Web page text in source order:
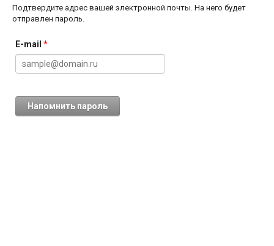
Подтвердите адрес вашей электронной почты. На него будет
отправлен пароль.
E-mail*
Напомнить пароль